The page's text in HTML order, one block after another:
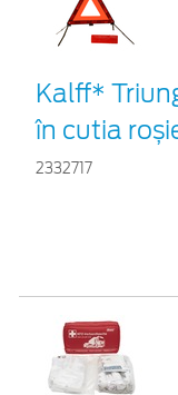
Kalff*
în cutia
2332717